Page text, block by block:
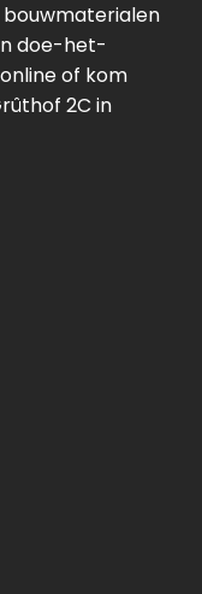
doe-het-
of kom
2C in